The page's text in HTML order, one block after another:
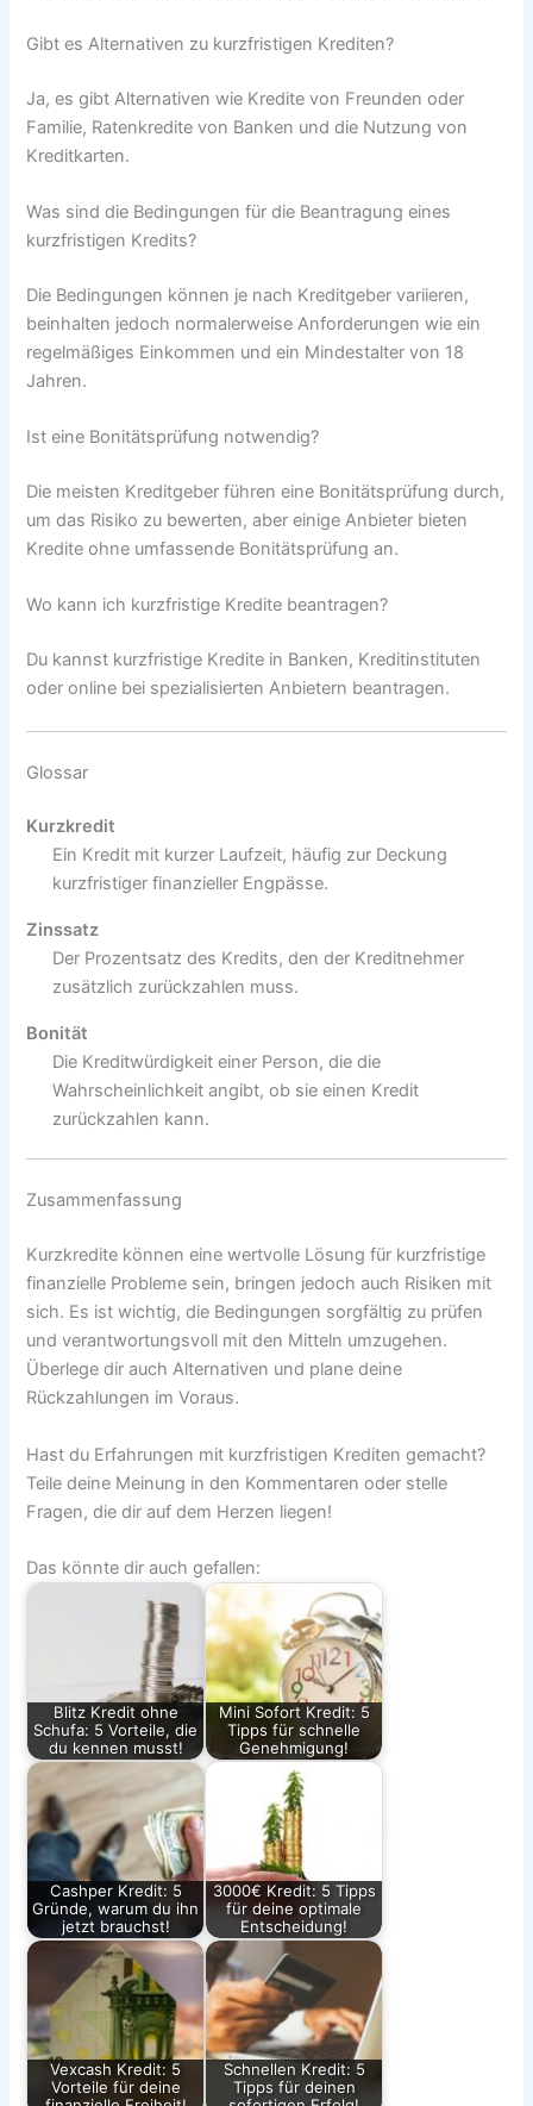
Gibt es Alternativen zu kurzfristigen Krediten?
Ja, es gibt Alternativen wie Kredite von Freunden oder
Familie, Ratenkredite von Banken und die Nutzung von
Kreditkarten.
Was sind die Bedingungen für die Beantragung eines
kurzfristigen Kredits?
Die Bedingungen können je nach Kreditgeber variieren,
beinhalten jedoch normalerweise Anforderungen wie ein
regelmäßiges Einkommen und ein Mindestalter von 18
Jahren.
Ist eine Bonitätsprüfung notwendig?
Die meisten Kreditgeber führen eine Bonitätsprüfung durch,
um das Risiko zu bewerten, aber einige Anbieter bieten
Kredite ohne umfassende Bonitätsprüfung an.
Wo kann ich kurzfristige Kredite beantragen?
Du kannst kurzfristige Kredite in Banken, Kreditinstituten
oder online bei spezialisierten Anbietern beantragen.
Glossar
Kurzkredit
Ein Kredit mit kurzer Laufzeit, häufig zur Deckung
kurzfristiger finanzieller Engpässe.
Zinssatz
Der Prozentsatz des Kredits, den der Kreditnehmer
zusätzlich zurückzahlen muss.
Bonität
Die Kreditwürdigkeit einer Person, die die
Wahrscheinlichkeit angibt, ob sie einen Kredit
zurückzahlen kann.
Zusammenfassung
Kurzkredite können eine wertvolle Lösung für kurzfristige
finanzielle Probleme sein, bringen jedoch auch Risiken mit
sich. Es ist wichtig, die Bedingungen sorgfältig zu prüfen
und verantwortungsvoll mit den Mitteln umzugehen.
Überlege dir auch Alternativen und plane deine
Rückzahlungen im Voraus.
Hast du Erfahrungen mit kurzfristigen Krediten gemacht?
Teile deine Meinung in den Kommentaren oder stelle
Fragen, die dir auf dem Herzen liegen!
Das könnte dir auch gefallen:
Blitz Kredit ohne
Schufa: 5 Vorteile, die
du kennen musst!
Mini Sofort Kredit: 5
Tipps für schnelle
Genehmigung!
Cashper Kredit: 5
Gründe, warum du ihn
jetzt brauchst!
3000€ Kredit: 5 Tipps
für deine optimale
Entscheidung!
Vexcash Kredit: 5
Vorteile für deine
Schnellen Kredit: 5
Tipps für deinen